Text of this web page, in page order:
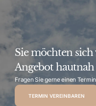
Sie möchten
Angebot hautnah
Fragen Sie gerne einen
TERMIN VEREINBAREN